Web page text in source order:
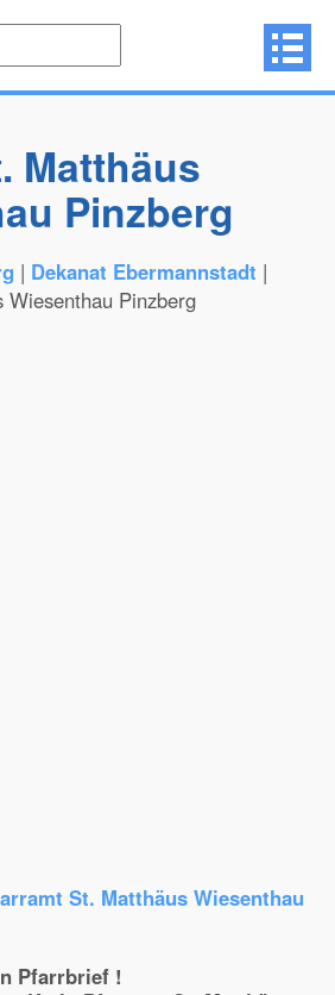
Matthäus
Pinzberg
| Dekanat Ebermannstadt |
Pinzberg
St. Matthäus Wiesenthau
Pfarrbrief !